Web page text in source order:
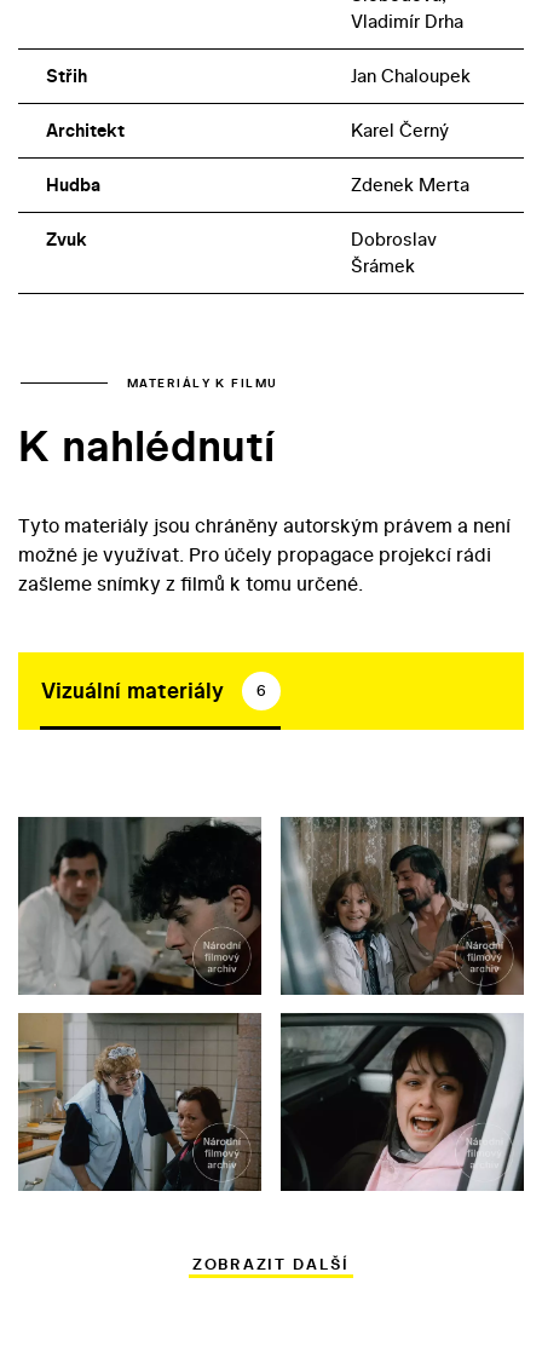
Vladimír Drha
Střih Jan Chaloupek
Architekt Karel Černý
Hudba Zdenek Merta
Zvuk
Dobroslav
Šrámek
MATERIÁLY K FILMU
K nahlédnutí
Tyto materiály jsou chráněny autorským právem a není
možné je využívat. Pro účely propagace projekcí rádi
zašleme snímky z filmů k tomu určené.
Vizuální materiály 6
ZOBRAZIT DALŠÍ